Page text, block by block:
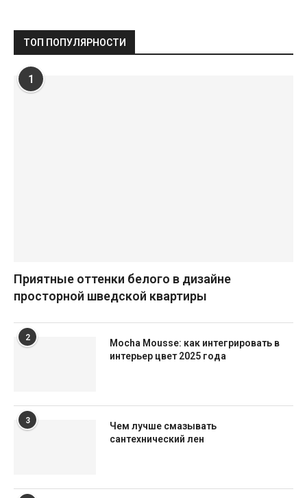
ТОП ПОПУЛЯРНОСТИ
1
Приятные оттенки белого в дизайне
просторной шведской квартиры
2
Mocha Mousse: как интегрировать в
интерьер цвет 2025 года
3
Чем лучше смазывать
сантехнический лен